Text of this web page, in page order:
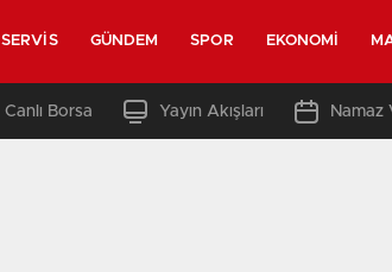
SERVIS GÜNDEM SPOR EKONOMI
Canlı Borsa Yayın Akışları Namaz